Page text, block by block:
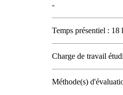
-
Temps présentiel : 18
Charge de travail
Méthode(s)